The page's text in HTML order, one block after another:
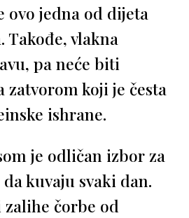
ovo jedna od dijeta
Takođe, vlakna
pa neće biti
zatvorom koji je česta
ishrane.
je odličan izbor za
kuvaju svaki dan.
zalihe čorbe od